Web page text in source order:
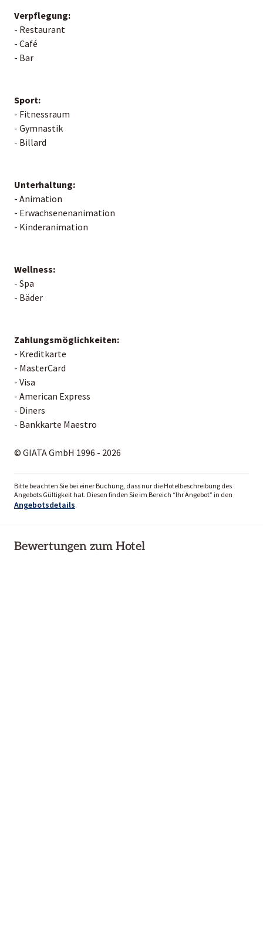
Verpflegung:
- Restaurant
- Café
- Bar
Sport:
- Fitnessraum
- Gymnastik
- Billard
Unterhaltung:
- Animation
- Erwachsenenanimation
- Kinderanimation
Wellness:
- Spa
- Bäder
Zahlungsmöglichkeiten:
- Kreditkarte
- MasterCard
- Visa
- American Express
- Diners
- Bankkarte Maestro
© GIATA GmbH 1996 - 2026
Bitte beachten Sie bei einer Buchung, dass nur die Hotelbeschreibung des
Angebots Gültigkeit hat. Diesen finden Sie im Bereich “Ihr Angebot” in den
Angebotsdetails.
Bewertungen zum Hotel